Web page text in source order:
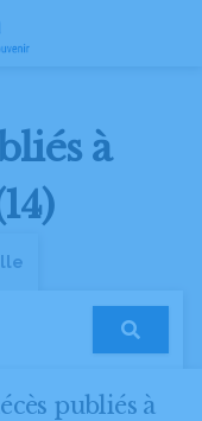
à
publiés à